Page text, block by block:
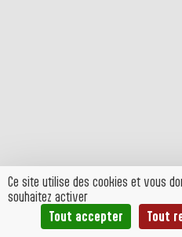
Ce site utilise des cookies et vous
souhaitez activer
Tout accepter
Tout